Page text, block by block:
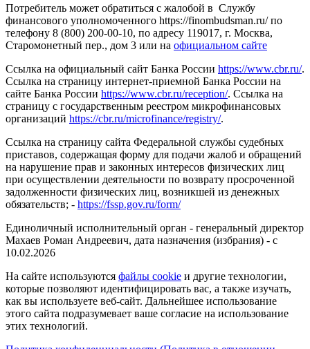
Потребитель может обратиться с жалобой в Службу
финансового уполномоченного https://finombudsman.ru/ по
телефону 8 (800) 200-00-10, по адресу 119017, г. Москва,
Старомонетный пер., дом 3 или на официальном сайте
Ссылка на официальный сайт Банка России https://www.cbr.ru/.
Ссылка на страницу интернет-приемной Банка России на
сайте Банка России https://www.cbr.ru/reception/. Ссылка на
страницу с государственным реестром микрофинансовых
организаций https://cbr.ru/microfinance/registry/.
Ссылка на страницу сайта Федеральной службы судебных
приставов, содержащая форму для подачи жалоб и обращений
на нарушение прав и законных интересов физических лиц
при осуществлении деятельности по возврату просроченной
задолженности физических лиц, возникшей из денежных
обязательств; - https://fssp.gov.ru/form/
Единоличный исполнительный орган - генеральный директор
Махаев Роман Андреевич, дата назначения (избрания) - с
10.02.2026
На сайте используются файлы cookie и другие технологии,
которые позволяют идентифицировать вас, а также изучать,
как вы используете веб-сайт. Дальнейшее использование
этого сайта подразумевает ваше согласие на использование
этих технологий.